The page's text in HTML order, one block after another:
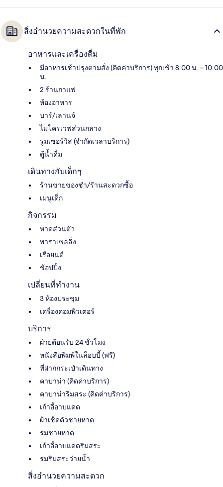
สิ่งอำนวยความสะดวกในที่พัก
อาหารและเครื่องดื่ม
มีอาหารเช้าปรุงตามสั่ง (คิดค่าบริการ) ทุกเช้า 8:00 น. – 10:00
น.
2 ร้านกาแฟ
ห้องอาหาร
บาร์/เลานจ์
ไมโครเวฟส่วนกลาง
รูมเซอร์วิส (จำกัดเวลาบริการ)
ตู้น้ำดื่ม
เดินทางกับเด็กๆ
ร้านขายของชำ/ร้านสะดวกซื้อ
เมนูเด็ก
กิจกรรม
หาดส่วนตัว
พาราเซลลิ่ง
เรือยนต์
ช้อปปิ้ง
เปลี่ยนที่ทำงาน
3 ห้องประชุม
เครื่องคอมพิวเตอร์
บริการ
ฝ่ายต้อนรับ 24 ชั่วโมง
หนังสือพิมพ์ในล็อบบี้ (ฟรี)
ที่ฝากกระเป๋าเดินทาง
คาบาน่า (คิดค่าบริการ)
คาบาน่าริมสระ (คิดค่าบริการ)
เก้าอี้อาบแดด
ผ้าเช็ดตัวชายหาด
ร่มชายหาด
เก้าอี้อาบแดดริมสระ
ร่มริมสระว่ายน้ำ
สิ่งอำนวยความสะดวก